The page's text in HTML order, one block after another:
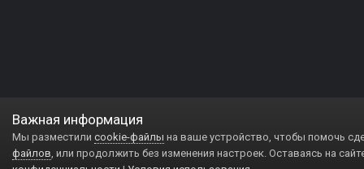
Важная информация
Мы разместили cookie-файлы на ваше устройство, чтобы помочь
файлов, или продолжить без изменения настроек. Оставаясь на